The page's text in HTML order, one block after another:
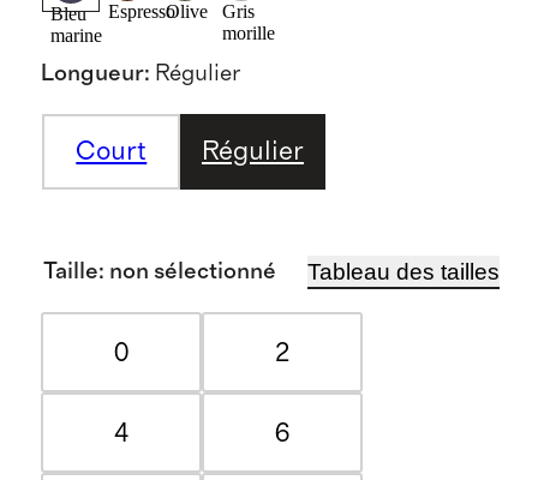
Bleu
marine
EspressoOlive
Gris
morille
Longueur: Régulier
Court Régulier
Taille: non sélectionné Tableau des tailles
0 2
4 6